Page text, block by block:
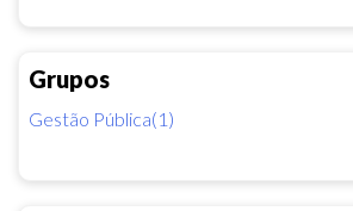
Grupos
Gestão Pública(1)